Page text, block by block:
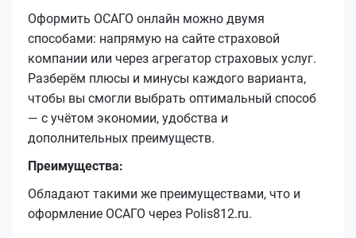
Оформить ОСАГО онлайн можно двумя
способами: напрямую на сайте страховой
компании или через агрегатор страховых услуг.
Разберём плюсы и минусы каждого варианта,
чтобы вы смогли выбрать оптимальный способ
— с учётом экономии, удобства и
дополнительных преимуществ.
Преимущества:
Обладают такими же преимуществами, что и
оформление ОСАГО через Polis812.ru.